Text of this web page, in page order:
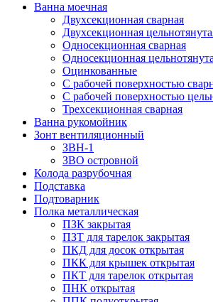
Ванна моечная
Двухсекционная сварная
Двухсекционная
Односекционная сварная
Односекционная
Оцинкованные
С рабочей поверхностью
С рабочей поверхностью
Трехсекционная сварная
Ванна рукомойник
Зонт вентиляционный
ЗВН-1
ЗВО островной
Колода разрубочная
Подставка
Подтоварник
Полка металлическая
ПЗК закрытая
ПЗТ для тарелок закрытая
ПКД для досок открытая
ПКК для крышек открытая
ПКТ для тарелок открытая
ПНК открытая